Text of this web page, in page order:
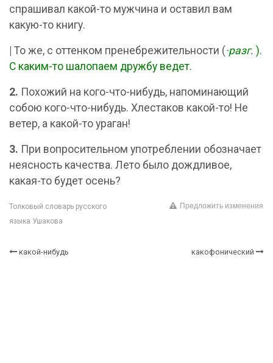
спрашивал какой-то мужчина и оставил вам
какую-то книгу.
То же, с оттенком пренебрежительности ( ·разг. ).
С каким-то шалопаем дружбу ведет.
2. Похожий на кого-что-нибудь, напоминающий
собою кого-что-нибудь. Хлестаков какой-то! Не
ветер, а какой-то ураган!
3. При вопросительном употреблении обозначает
неясность качества. Лето было дождливое,
какая-то будет осень?
Толковый словарь русского
языка Ушакова
Предложить изменения
какой-нибудь какофонический